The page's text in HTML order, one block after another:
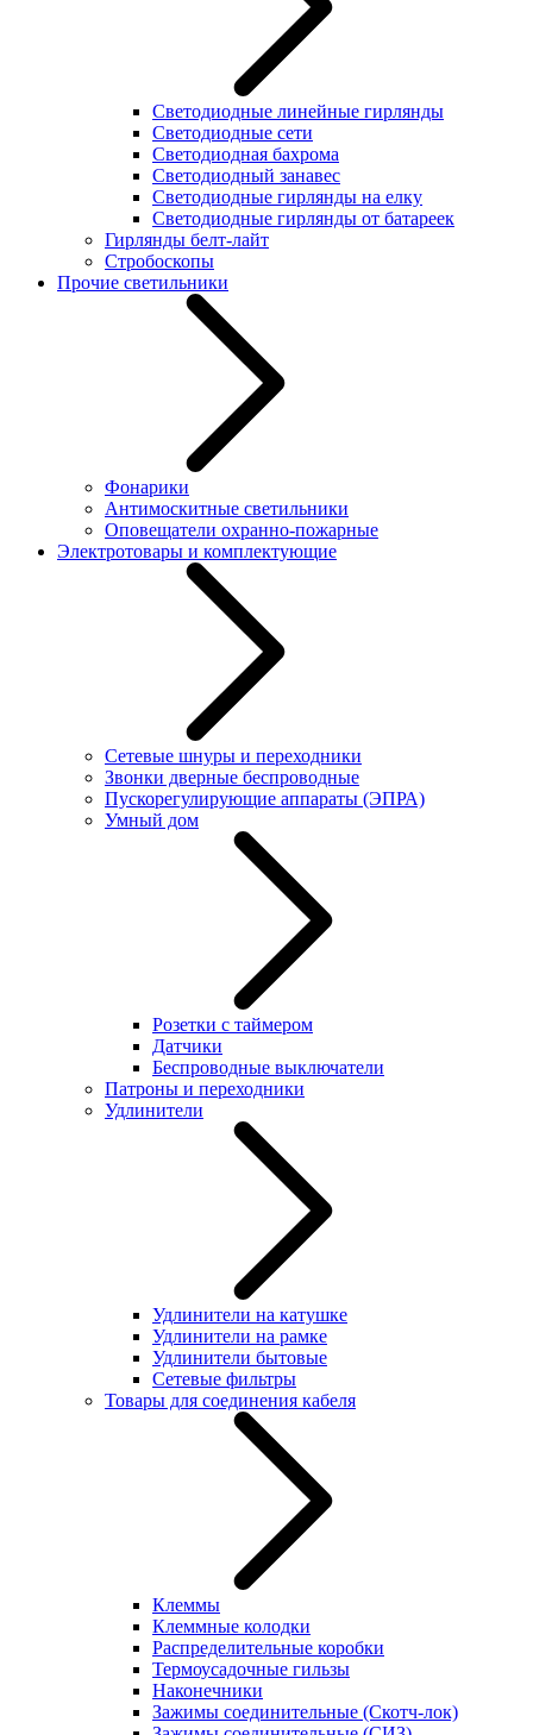
Светодиодные линейные гирлянды
Светодиодные сети
Светодиодная бахрома
Светодиодный занавес
Светодиодные гирлянды на елку
Светодиодные гирлянды от батареек
Гирлянды белт-лайт
Стробоскопы
Прочие светильники
Фонарики
Антимоскитные светильники
Оповещатели охранно-пожарные
Электротовары и комплектующие
Сетевые шнуры и переходники
Звонки дверные беспроводные
Пускорегулирующие аппараты (ЭПРА)
Умный дом
Розетки с таймером
Датчики
Беспроводные выключатели
Патроны и переходники
Удлинители
Удлинители на катушке
Удлинители на рамке
Удлинители бытовые
Сетевые фильтры
Товары для соединения кабеля
Клеммы
Клеммные колодки
Распределительные коробки
Термоусадочные гильзы
Наконечники
Зажимы соединительные (Скотч-лок)